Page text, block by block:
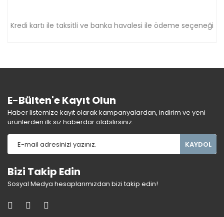
Kredi kartı ile taksitli ve banka havalesi ile ödeme seçeneği
E-Bülten'e Kayıt Olun
Haber listemize kayıt olarak kampanyalardan, indirim ve yeni
ürünlerden ilk siz haberdar olabilirsiniz.
KAYDOL
Bizi Takip Edin
Sosyal Medya hesaplarımızdan bizi takip edin!